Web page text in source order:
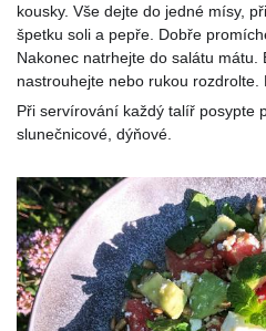
kousky. Vše dejte do jedné mísy,
špetku soli a pepře. Dobře
Nakonec natrhejte do salátu mátu.
nastrouhejte nebo rukou rozdrolte.
Při servírování každý talíř posypte
slunečnicové, dýňové.